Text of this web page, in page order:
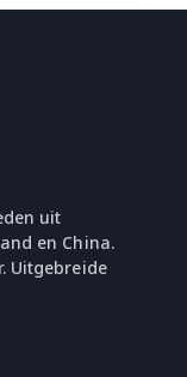
uit
en China.
Uitgebreide